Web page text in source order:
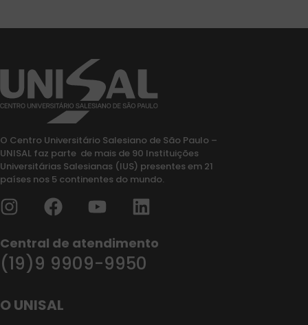
O Centro Universitário Salesiano de São Paulo –
UNISAL faz parte de mais de 90 Instituições
Universitárias Salesianas (IUS) presentes em 21
países nos 5 continentes do mundo.
Central de atendimento
(19)9 9909-9950
O UNISAL